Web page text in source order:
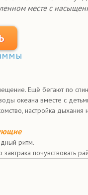
месте с
Ещë бегают по
океана вместе с
настройка дыхания
ритм.
почувствовать